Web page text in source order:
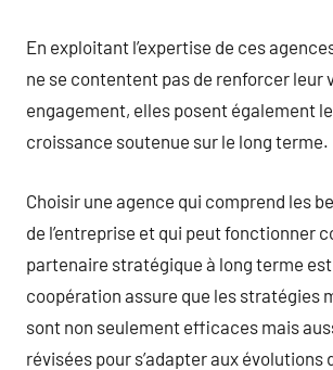
En exploitant l’expertise de ces
ne se contentent pas de renforcer leur
engagement, elles posent également
croissance soutenue sur le long terme.
Choisir une agence qui comprend les
de l’entreprise et qui peut fonctionner
partenaire stratégique à long terme
coopération assure que les stratégies
sont non seulement efficaces mais
révisées pour s’adapter aux évolutions